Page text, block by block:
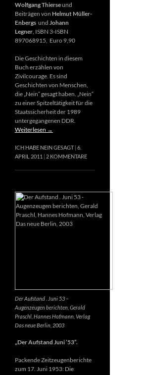
Wolfgang Thierseund
Beiträgen von Helmut Müller-
Enbergs und Johann
Legner , ISBN 3-ISBN
897068915, Euro 9,90
Die Geschichten in diesem
Buch erzählen von
Zivilcourage. Es sind
Geschichten von Menschen,
die „Nein“ gesagt haben. „Nein“
zu einer Spitzeltätigkeit für die
Staatssicherheit der 1989
untergegangenen DDR.
Weiterlesen →
ICH HABE NEIN GESAGT 6.
APRIL 2011
2 KOMMENTARE
Der Aufstand . Juni 53 –
Augenzeugen berichten, Gerald
Praschl, Hannes Hofmann, Verlag
Das neue Berlin, 2003
„Der Aufstand Juni ’53“.
Packende Zeitzeugenberichte
zum 17. Juni 1953: Die